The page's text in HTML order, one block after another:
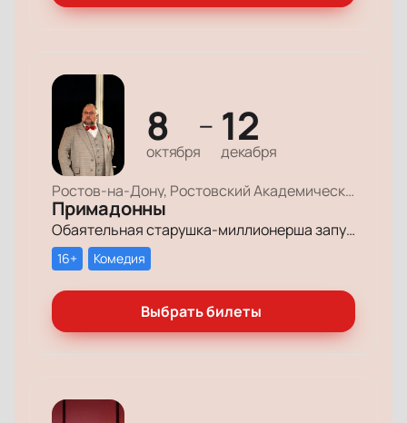
8
октября
— 12
декабря
Ростов-на-Дону, Ростовский Академический Театр Драмы, Большая сцена
Примадонны
Обаятельная старушка-миллионерша запускает грандиозный поиск своих долгопотерянных племянниц, чтобы открыть им двери в мир богатства и оставить в наследство свои миллионы.
16+ Комедия
Выбрать билеты